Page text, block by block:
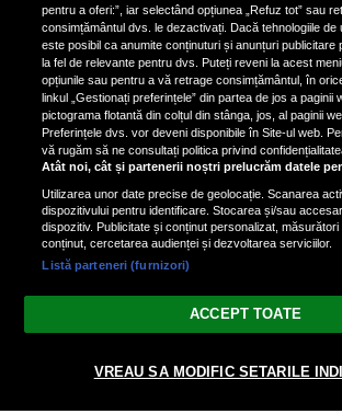
Nicki Minaj,
de fostul
din proces
Nicki Minaj le-a lăudat
Vezi varianta Desktop
© 2026 radiodcnews.ro | Toate drepturile
pentru a oferi:”, iar selectând opțiunea „Refuz tot” sau
consimțământul dvs. le dezactivați. Dacă tehnologiile de
este posibil ca anumite conținuturi și anunțuri publicitare
la fel de relevante pentru dvs. Puteți reveni la acest
opțiunile sau pentru a vă retrage consimțământul, în
linkul „Gestionați preferințele” din partea de jos a paginii
pictograma flotantă din colțul din stânga, jos, al paginii
Preferințele dvs. vor deveni disponibile în Site-ul web.
vă rugăm să ne consultați politica privind
Atât noi, cât și partenerii noștri prelucrăm datele
Utilizarea unor date precise de geolocație. Scanarea
dispozitivului pentru identificare. Stocarea și/sau
dispozitiv. Publicitate și conținut personalizat, măsurători
conținut, cercetarea audienței și dezvoltarea serviciilor.
Listă parteneri (furnizori)
ACCEPT TOATE
VREAU SA MODIFIC SETARILE